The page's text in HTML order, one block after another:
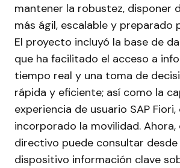
mantener la robustez, disponer
más ágil, escalable y preparado
El proyecto incluyó la base de
que ha facilitado el acceso a
tiempo real y una toma de
rápida y eficiente; así como la
experiencia de usuario SAP Fiori,
incorporado la movilidad. Ahora,
directivo puede consultar desde
dispositivo información clave